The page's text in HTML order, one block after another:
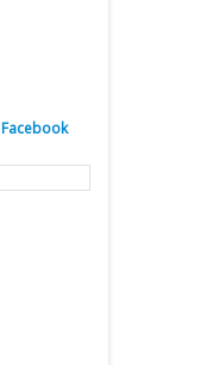
Facebook